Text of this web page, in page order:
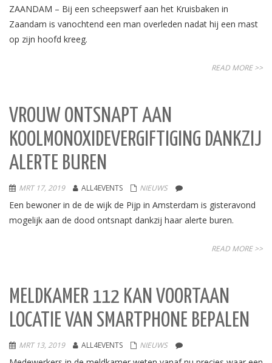
ZAANDAM – Bij een scheepswerf aan het Kruisbaken in
Zaandam is vanochtend een man overleden nadat hij een mast
op zijn hoofd kreeg.
READ MORE >>
VROUW ONTSNAPT AAN
KOOLMONOXIDEVERGIFTIGING DANKZIJ
ALERTE BUREN
MRT 17, 2019 ALL4EVENTS NIEUWS
Een bewoner in de de wijk de Pijp in Amsterdam is gisteravond
mogelijk aan de dood ontsnapt dankzij haar alerte buren.
READ MORE >>
MELDKAMER 112 KAN VOORTAAN
LOCATIE VAN SMARTPHONE BEPALEN
MRT 13, 2019 ALL4EVENTS NIEUWS